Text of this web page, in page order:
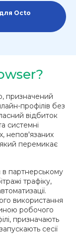
Octo
призначений
профілів без
відбиток
системні
непов'язаних
перемикає
в партнерському
трафіку,
використання
робочого
призначають
сесії